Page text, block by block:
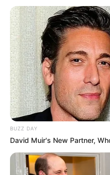
BUZZ DAY
David Muir's New Partner,